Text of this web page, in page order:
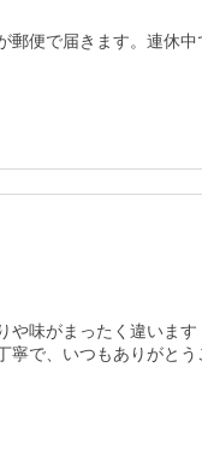
郵便で届きます。連休
や味がまったく違いま
寧で、いつもありがとう